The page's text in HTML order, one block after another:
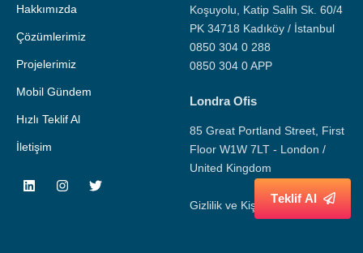
Teklif Al
Hakkımızda
Çözümlerimiz
Projelerimiz
Mobil Gündem
Hızlı Teklif Al
İletişim
Koşuyolu, Katip Salih Sk. 60/4
PK 34718 Kadıköy / İstanbul
0850 304 0 288
0850 304 0 APP
Londra Ofis
85 Great Portland Street, First
Floor W1W 7LT - London /
United Kingdom
Gizlilik ve Kişisel Veri Politikası